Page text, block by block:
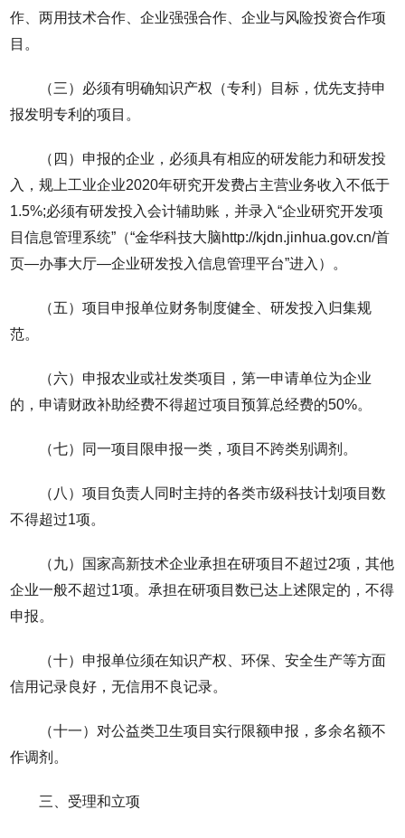
作、两用技术合作、企业强强合作、企业与风险投资合作项
目。
（三）必须有明确知识产权（专利）目标，优先支持申
报发明专利的项目。
（四）申报的企业，必须具有相应的研发能力和研发投
入，规上工业企业2020年研究开发费占主营业务收入不低于
1.5%;必须有研发投入会计辅助账，并录入“企业研究开发项
目信息管理系统”（“金华科技大脑http://kjdn.jinhua.gov.cn/首
页—办事大厅—企业研发投入信息管理平台”进入）。
（五）项目申报单位财务制度健全、研发投入归集规
范。
（六）申报农业或社发类项目，第一申请单位为企业
的，申请财政补助经费不得超过项目预算总经费的50%。
（七）同一项目限申报一类，项目不跨类别调剂。
（八）项目负责人同时主持的各类市级科技计划项目数
不得超过1项。
（九）国家高新技术企业承担在研项目不超过2项，其他
企业一般不超过1项。承担在研项目数已达上述限定的，不得
申报。
（十）申报单位须在知识产权、环保、安全生产等方面
信用记录良好，无信用不良记录。
（十一）对公益类卫生项目实行限额申报，多余名额不
作调剂。
三、受理和立项